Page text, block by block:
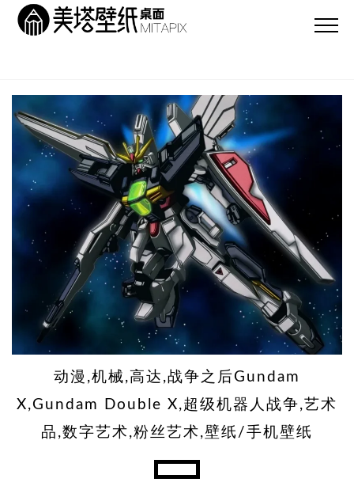
动漫,机械,高达,战争之后Gundam
X,Gundam Double X,超级机器人战争,艺术
品,数字艺术,粉丝艺术,壁纸/手机壁纸